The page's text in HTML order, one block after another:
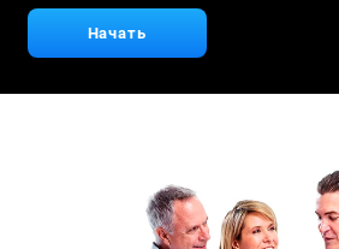
Начать